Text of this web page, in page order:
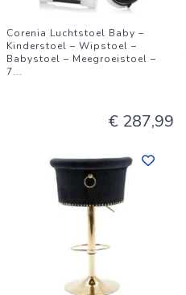
Corenia Luchtstoel Baby –
Kinderstoel – Wipstoel –
Babystoel – Meegroeistoel –
7...
€ 287,99